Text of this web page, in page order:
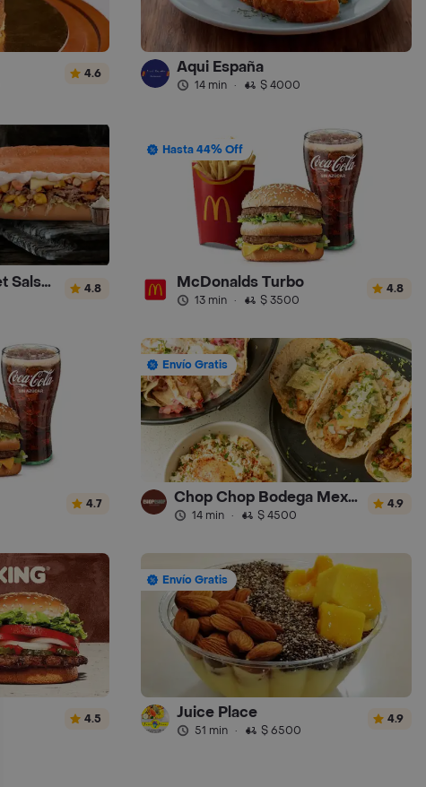
4.6 Aqui España
14 min · $ 4000
Sandwich Gourmet Salsa de Ajo 4.8
Hasta 44% Off
McDonalds Turbo
13 min · $ 3500
4.8
4.7
Envío Gratis
Chop Chop Bodega Mexicana
14 min · $ 4500
4.9
4.5
Envío Gratis
Juice Place
51 min · $ 6500
4.9